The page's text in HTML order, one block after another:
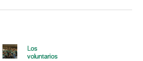
Los
voluntarios